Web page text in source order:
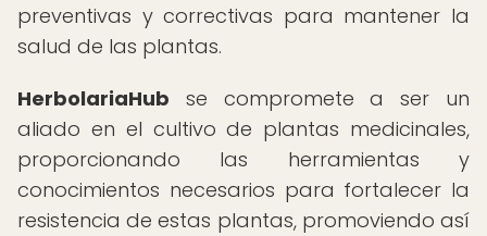
preventivas y correctivas para mantener la
salud de las plantas.
HerbolariaHub se compromete a ser un
aliado en el cultivo de plantas medicinales,
proporcionando las herramientas y
conocimientos necesarios para fortalecer la
resistencia de estas plantas, promoviendo así